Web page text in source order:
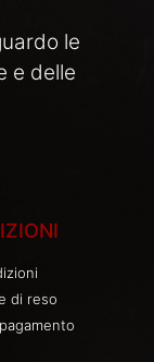
le
e delle
di reso